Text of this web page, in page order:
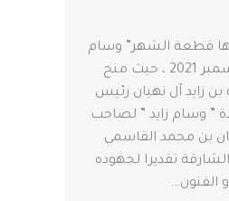
قطعة الشهر” وسام
زايد ” لتكون قطعة شهر ديسمبر 2021 ، حيث منح
زايد آل نهيان رئيس
” وسام زايد ” لصاحب
بن محمد القاسمي
تقديرا لجهوده
الفنون…